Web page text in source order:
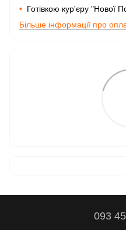
• Готівкою кур'єру "Нової
Більше інформації про
093